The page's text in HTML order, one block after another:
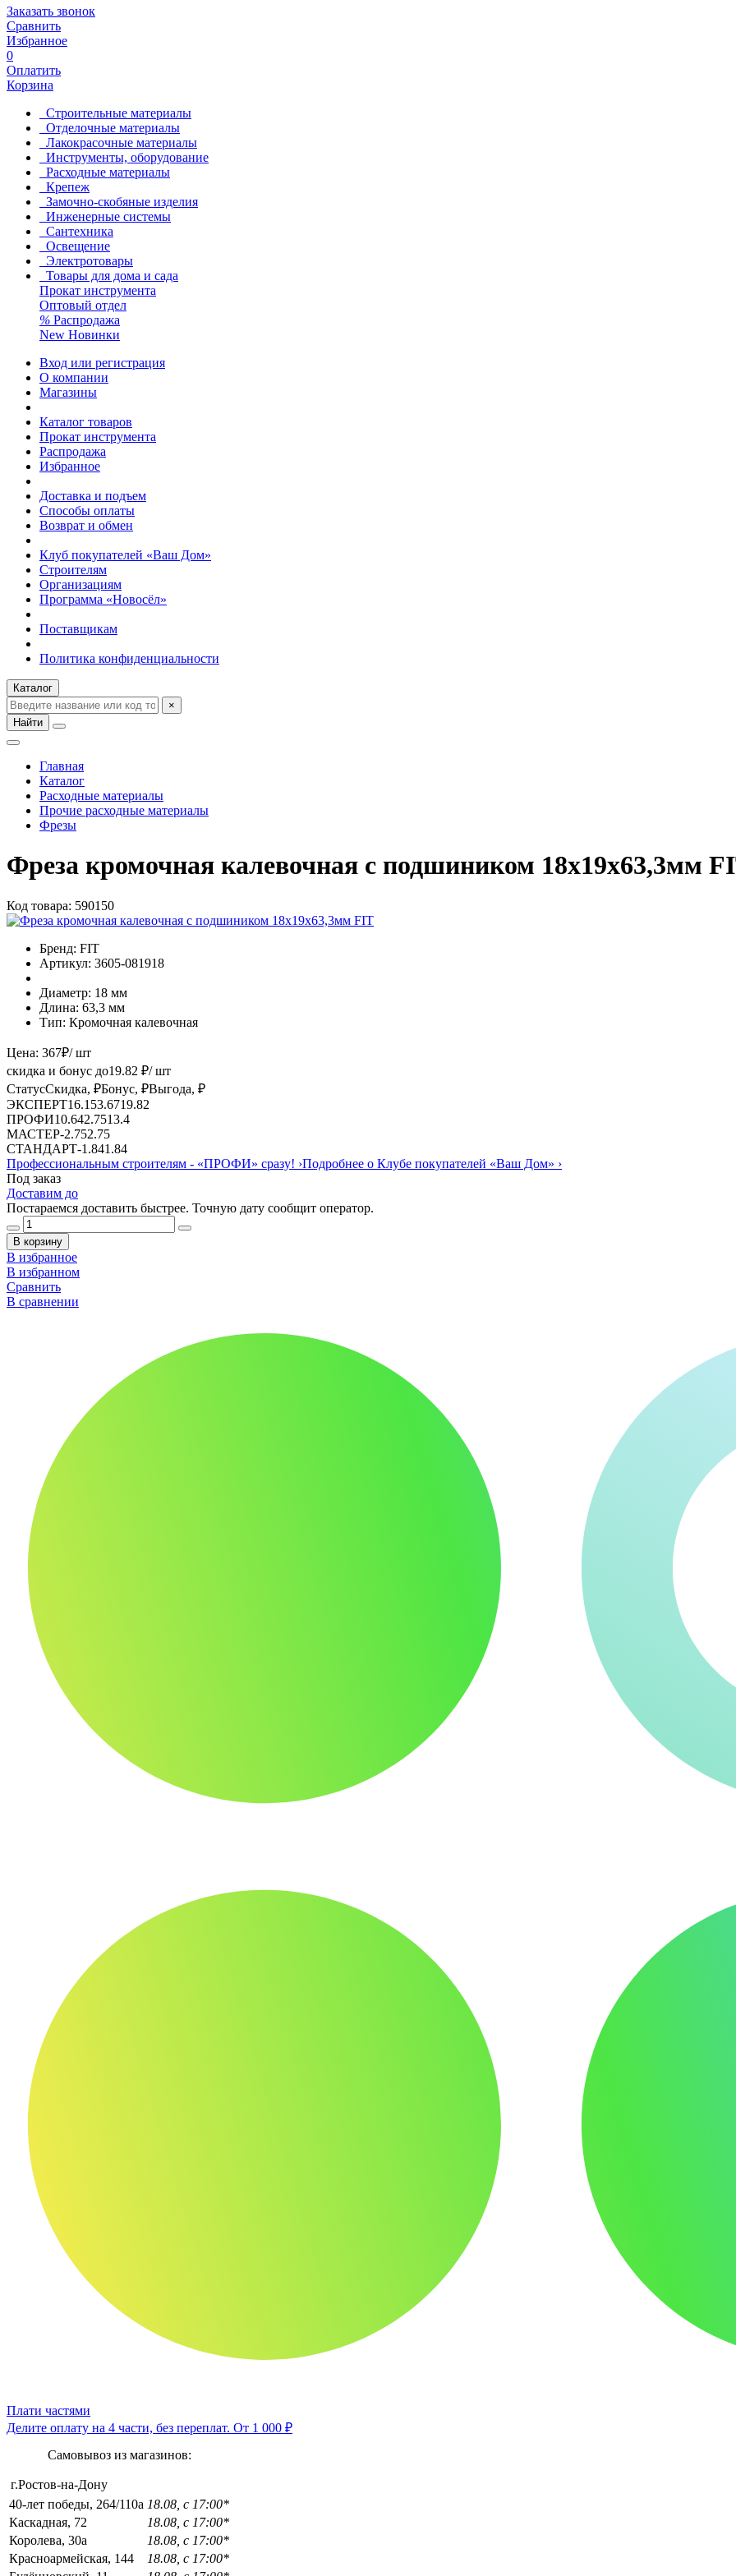
Заказать звонок
Сравнить
Избранное
0
Оплатить
Корзина
Строительные материалы
Отделочные материалы
Лакокрасочные материалы
Инструменты, оборудование
Расходные материалы
Крепеж
Замочно-скобяные изделия
Инженерные системы
Сантехника
Освещение
Электротовары
Товары для дома и сада
Прокат инструмента
Оптовый отдел
% Распродажа
New Новинки
Вход или регистрация
О компании
Магазины
Каталог товаров
Прокат инструмента
Распродажа
Избранное
Доставка и подъем
Способы оплаты
Возврат и обмен
Клуб покупателей «Ваш Дом»
Строителям
Организациям
Программа «Новосёл»
Поставщикам
Политика конфиденциальности
Каталог
×
Найти
Главная
Каталог
Расходные материалы
Прочие расходные материалы
Фрезы
Фреза кромочная калевочная с подшиником 18х19х63,3мм
Код товара: 590150
Бренд: FIT
Артикул: 3605-081918
Диаметр: 18 мм
Длина: 63,3 мм
Тип: Кромочная калевочная
Цена: 367₽/ шт
скидка и бонус до19.82 ₽/ шт
СтатусСкидка, ₽Бонус, ₽Выгода, ₽
ЭКСПЕРТ16.153.6719.82
ПРОФИ10.642.7513.4
МАСТЕР-2.752.75
СТАНДАРТ-1.841.84
Профессиональным строителям - «ПРОФИ» сразу! ›Подробнее о Клубе покупателей «Ваш Дом» ›
Под заказ
Доставим до
Постараемся доставить быстрее. Точную дату сообщит оператор.
В корзину
В избранное
В избранном
Сравнить
В сравнении
Плати частями
Делите оплату на 4 части, без переплат. От 1 000 ₽
Самовывоз из магазинов:
г.Ростов-на-Дону
40-лет победы, 264/110а 18.08, с 17:00*
Каскадная, 72
18.08, с 17:00*
Королева, 30а
18.08, с 17:00*
Красноармейская, 144
18.08, с 17:00*